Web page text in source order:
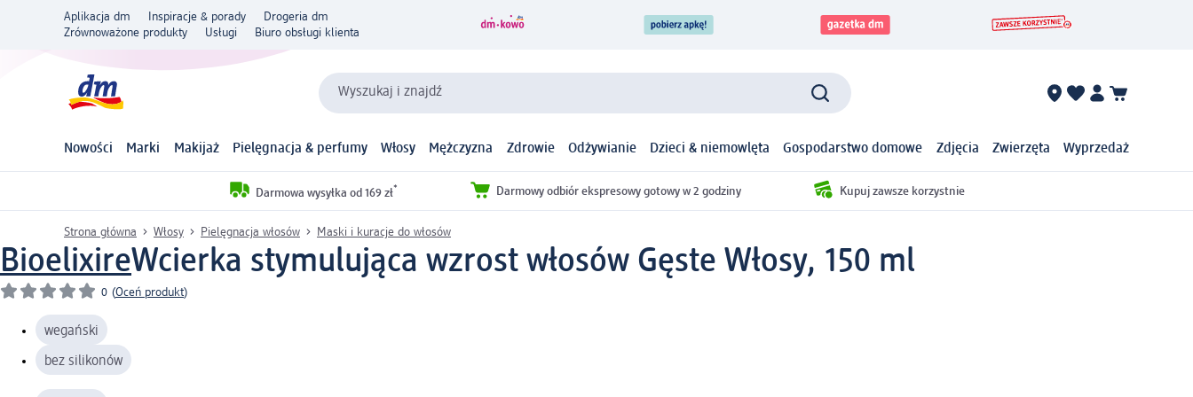
Aplikacja dm Inspiracje & porady
Drogeria dm
Zrównoważone produkty
Usługi Biuro obsługi klienta
Wyszukaj i znajdź
Nowości Marki Makijaż Pielęgnacja & perfumy Włosy Mężczyzna Zdrowie Odżywianie Dzieci & niemowlęta Gospodarstwo domowe Zdjęcia Zwierzęta Wyprzedaż
Darmowa wysyłka od 169 zł* Darmowy odbiór ekspresowy gotowy w 2 godziny Kupuj zawsze korzystnie
Strona główna Włosy Pielęgnacja włosów Maski i kuracje do włosów
BioelixireWcierka stymulująca wzrost włosów Gęste Włosy, 150 ml
0 (Oceń produkt)
wegański
bez silikonów